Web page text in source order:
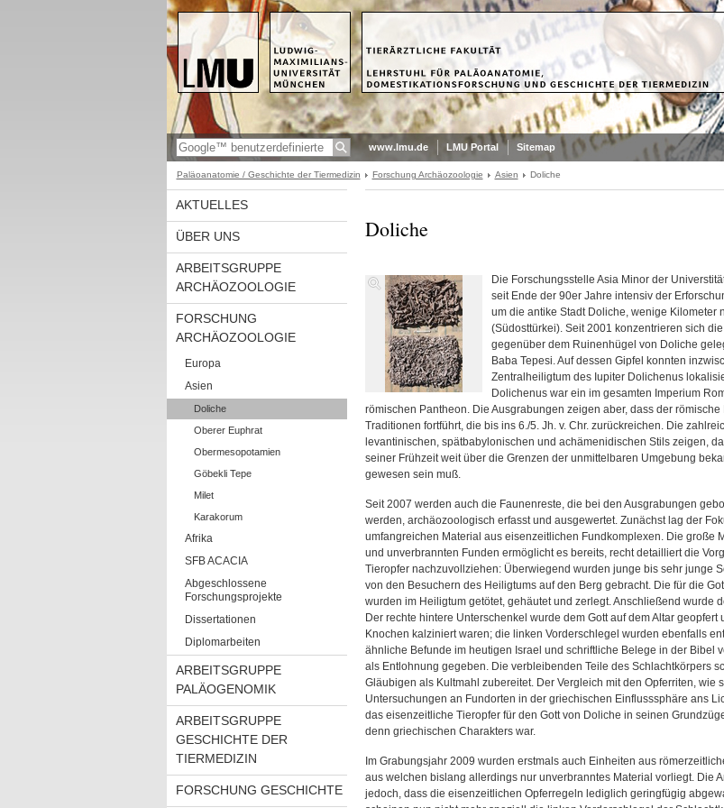
www.lmu.de LMU Portal Sitemap
Paläoanatomie / Geschichte der Tiermedizin Forschung Archäozoologie Asien Doliche
AKTUELLES
ÜBER UNS
ARBEITSGRUPPE
ARCHÄOZOOLOGIE
FORSCHUNG
ARCHÄOZOOLOGIE
Europa
Asien
Doliche
Oberer Euphrat
Obermesopotamien
Göbekli Tepe
Milet
Karakorum
Afrika
SFB ACACIA
Abgeschlossene
Forschungsprojekte
Dissertationen
Diplomarbeiten
ARBEITSGRUPPE
PALÄOGENOMIK
ARBEITSGRUPPE
GESCHICHTE DER
TIERMEDIZIN
FORSCHUNG GESCHICHTE
Doliche
Die Forschungsstelle Asia Minorder
seit Ende der 90er Jahre intensiv der
um die antike Stadt Doliche, wenige Kilometer
(Südosttürkei). Seit 2001 konzentrieren sich
gegenüber dem Ruinenhügel von Doliche
Baba Tepesi. Auf dessen Gipfel konnten
Zentralheiligtum des Iupiter Dolichenus
Dolichenus war ein im gesamten Imperium
römischen Pantheon. Die Ausgrabungen zeigen aber, dass der
Traditionen fortführt, die bis ins 6./5. Jh. v. Chr. zurückreichen. Die
levantinischen, spätbabylonischen und achämenidischen Stils zeigen,
seiner Frühzeit weit über die Grenzen der unmittelbaren Umgebung
gewesen sein muß.
Seit 2007 werden auch die Faunenreste, die bei den Ausgrabungen
werden, archäozoologisch erfasst und ausgewertet. Zunächst lag der
umfangreichen Material aus eisenzeitlichen Fundkomplexen. Die große
und unverbrannten Funden ermöglicht es bereits, recht detailliert die
Tieropfer nachzuvollziehen: Überwiegend wurden junge bis sehr junge
von den Besuchern des Heiligtums auf den Berg gebracht. Die für die
wurden im Heiligtum getötet, gehäutet und zerlegt. Anschließend wurde
Der rechte hintere Unterschenkel wurde dem Gott auf dem Altar geopfert
Knochen kalziniert waren; die linken Vorderschlegel wurden ebenfalls
ähnliche Befunde im heutigen Israel und schriftliche Belege in der Bibel
als Entlohnung gegeben. Die verbleibenden Teile des Schlachtkörpers
Gläubigen als Kultmahl zubereitet. Der Vergleich mit den Opferriten, wie
Untersuchungen an Fundorten in der griechischen Einflusssphäre ans
das eisenzeitliche Tieropfer für den Gott von Doliche in seinen
denn griechischen Charakters war.
Im Grabungsjahr 2009 wurden erstmals auch Einheiten aus
aus welchen bislang allerdings nur unverbranntes Material vorliegt. Die
jedoch, dass die eisenzeitlichen Opferregeln lediglich geringfügig